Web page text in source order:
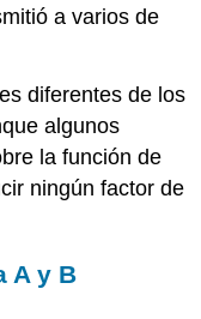
a varios de
diferentes de los
algunos
la función de
ningún factor de
A y B